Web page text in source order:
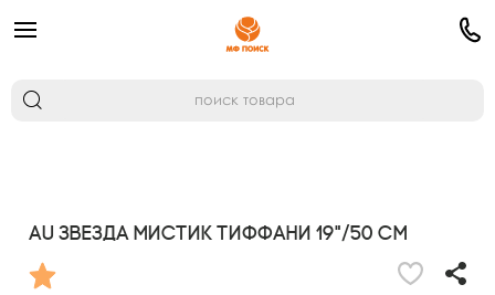
AU Звезда Мистик Тиффани 19"/50 см